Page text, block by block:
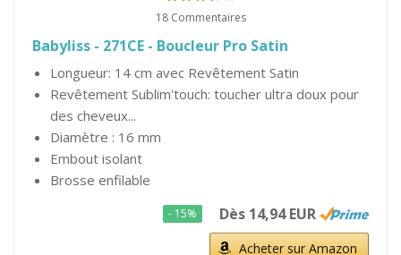
18 Commentaires
Babyliss - 271CE - Boucleur Pro Satin
Longueur: 14 cm avec Revêtement Satin
Revêtement Sublim'touch: toucher ultra doux pour
des cheveux...
Diamètre : 16 mm
Embout isolant
Brosse enfilable
- 15% Dès 14,94 EUR
Acheter sur Amazon